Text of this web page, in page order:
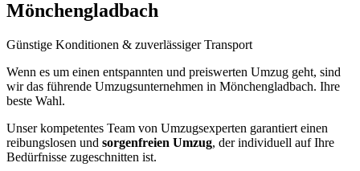
Mönchengladbach
Günstige Konditionen & zuverlässiger Transport
Wenn es um einen entspannten und preiswerten Umzug geht, sind
wir das führende Umzugsunternehmen in Mönchengladbach. Ihre
beste Wahl.
Unser kompetentes Team von Umzugsexperten garantiert einen
reibungslosen und sorgenfreien Umzug, der individuell auf Ihre
Bedürfnisse zugeschnitten ist.